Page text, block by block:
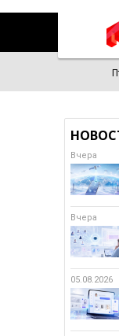
Вчера
Вчера
05.08.2026